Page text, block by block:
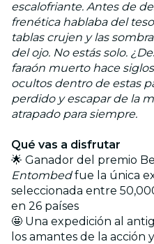
escalofriante. Antes de
frenética hablaba del
tablas crujen y las
del ojo. No estás solo.
faraón muerto hace
ocultos dentro de estas
perdido y escapar de la
atrapado para siempre.
Qué vas a disfrutar
🌟 Ganador del premio
Entombedfue la única
seleccionada entre
en 26 países
🤩 Una expedición al
los amantes de la acción